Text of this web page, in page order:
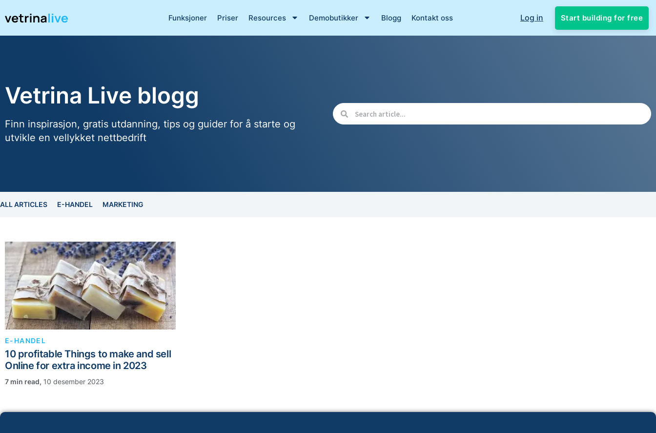
Funksjoner Priser Resources Demobutikker Blogg Kontakt oss Log in Start building for free
Vetrina Live blogg
Finn inspirasjon, gratis utdanning, tips og guider for å starte og
utvikle en vellykket nettbedrift
ALL ARTICLES E-HANDEL MARKETING
E-HANDEL
10 profitable Things to make and sell
Online for extra income in 2023
, 10 desember 2023